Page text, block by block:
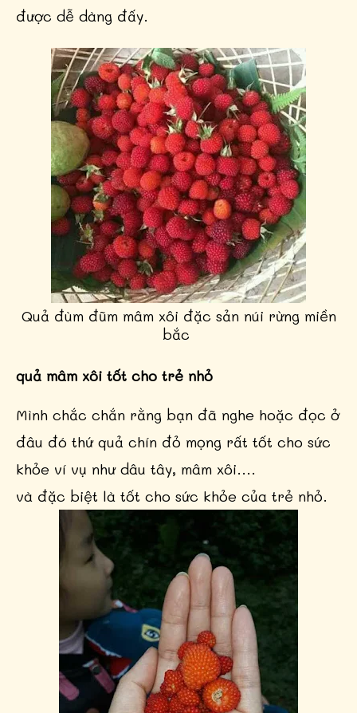
được dễ dàng đấy.
Quả đùm đũm mâm xôi đặc sản núi rừng miền
bắc
quả mâm xôi tốt cho trẻ nhỏ
Mình chắc chắn rằng bạn đã nghe hoặc đọc ở
đâu đó thứ quả chín đỏ mọng rất tốt cho sức
khỏe ví vụ như dâu tây, mâm xôi....
và đặc biệt là tốt cho sức khỏe của trẻ nhỏ.